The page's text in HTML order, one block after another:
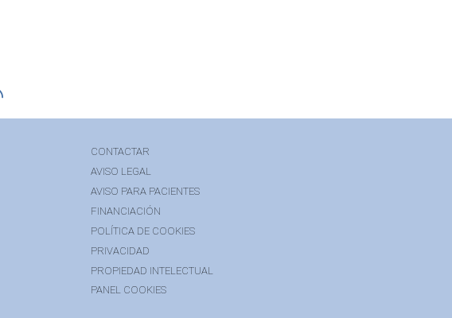
CONTACTAR
AVISO LEGAL
AVISO PARA PACIENTES
FINANCIACIÓN
POLÍTICA DE COOKIES
PRIVACIDAD
PROPIEDAD INTELECTUAL
PANEL COOKIES